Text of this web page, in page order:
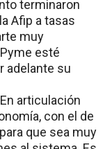
terminaron
Afip a tasas
muy
esté
adelante su
articulación
con el de
que sea muy